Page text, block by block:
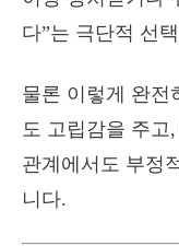
다”는 극단적 선
물론 이렇게 완전
도 고립감을 주고
관계에서도 부정
니다.